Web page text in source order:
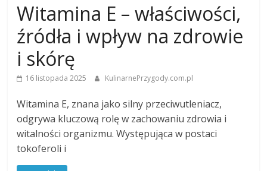
Witamina E – właściwości,
źródła i wpływ na zdrowie
i skórę
16 listopada 2025 KulinarnePrzygody.com.pl
Witamina E, znana jako silny przeciwutleniacz,
odgrywa kluczową rolę w zachowaniu zdrowia i
witalności organizmu. Występująca w postaci
tokoferoli i